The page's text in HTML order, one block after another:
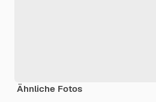
Ähnliche Fotos